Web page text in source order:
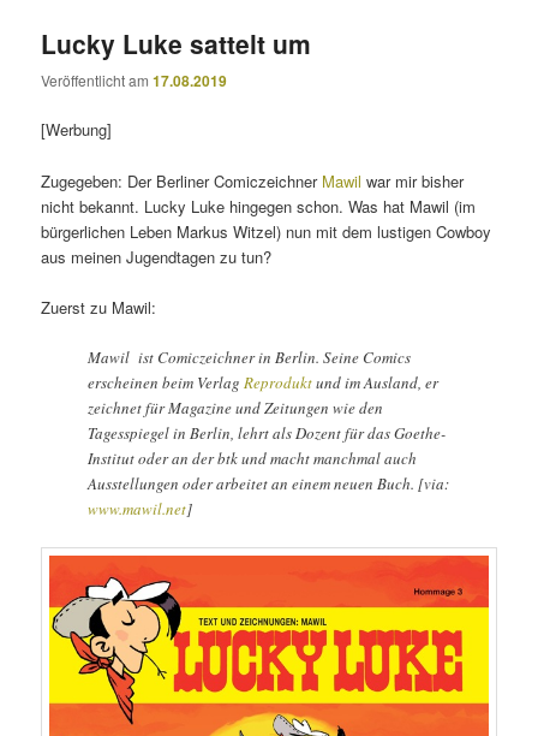
Lucky Luke sattelt um
Veröffentlicht am17.08.2019
[Werbung]
Zugegeben: Der Berliner Comiczeichner Mawil war mir bisher
nicht bekannt. Lucky Luke hingegen schon. Was hat Mawil (im
bürgerlichen Leben Markus Witzel) nun mit dem lustigen Cowboy
aus meinen Jugendtagen zu tun?
Zuerst zu Mawil:
Mawil ist Comiczeichner in Berlin. Seine Comics
erscheinen beim VerlagReproduktund im Ausland, er
zeichnet für Magazine und Zeitungen wie den
Tagesspiegel in Berlin, lehrt als Dozent für das Goethe-
Institut oder an der btk und macht manchmal auch
Ausstellungen oder arbeitet an einem neuen Buch. [via:
www.mawil.net]